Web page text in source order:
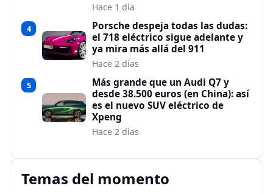
Hace 1 día
4
Porsche despeja todas las dudas:
el 718 eléctrico sigue adelante y
ya mira más allá del 911
Hace 2 días
5
Más grande que un Audi Q7 y
desde 38.500 euros (en China): así
es el nuevo SUV eléctrico de
Xpeng
Hace 2 días
Temas del momento